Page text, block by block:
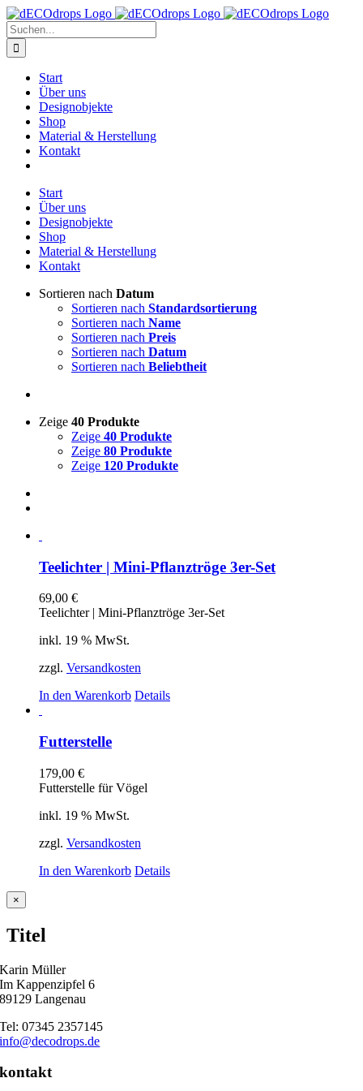
Zum
Inhalt
springen
Suche
nach:
Start
Über uns
Designobjekte
Shop
Material & Herstellung
Kontakt
Start
Über uns
Designobjekte
Shop
Material & Herstellung
Kontakt
Sortieren nach Datum
Sortieren nach Standardsortierung
Sortieren nach Name
Sortieren nach Preis
Sortieren nach Datum
Sortieren nach Beliebtheit
Zeige 40 Produkte
Zeige 40 Produkte
Zeige 80 Produkte
Zeige 120 Produkte
Teelichter | Mini-Pflanztröge 3er-Set
69,00 €
Teelichter | Mini-Pflanztröge 3er-Set
inkl. 19 % MwSt.
zzgl. Versandkosten
In den Warenkorb Details
Futterstelle
179,00 €
Futterstelle für Vögel
inkl. 19 % MwSt.
zzgl. Versandkosten
In den Warenkorb Details
Close
product
view
×
Titel
Karin Müller
Im Kappenzipfel 6
89129 Langenau
Tel: 07345 2357145
info@decodrops.de
kontakt